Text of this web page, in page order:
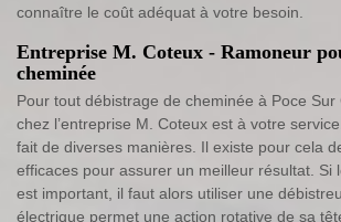
connaître le coût adéquat à votre besoin.
Entreprise M. Coteux - Ramoneur
cheminée
Pour tout débistrage de cheminée à Poce Sur
chez l’entreprise M. Coteux est à votre
fait de diverses manières. Il existe pour cela
efficaces pour assurer un meilleur résultat. Si
est important, il faut alors utiliser une
électrique permet une action rotative de sa